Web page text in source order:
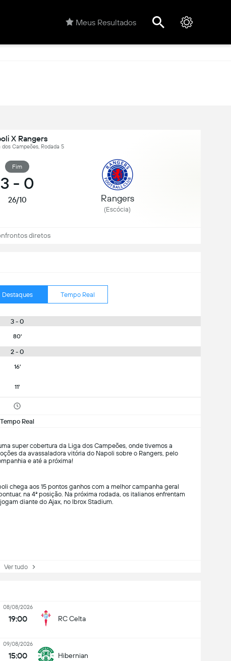
Meus Resultados
X Rangers
dos Campeões, Rodada 5
Fim
3 - 0
26/10 Rangers
(Escócia)
diretos
Destaques Tempo Real
3 - 0
80'
2 - 0
16'
11'
Tempo Real
super cobertura da Liga dos Campeões, onde tivemos a
da avassaladora vitória do Napoli sobre o Rangers, pelo
e até a próxima!
chega aos 15 pontos ganhos com a melhor campanha geral
na 4ª posição. Na próxima rodada, os italianos enfrentam
diante do Ajax, no Ibrox Stadium.
Ver tudo
08/08/2026
19:00 RC Celta
09/08/2026
15:00 Hibernian